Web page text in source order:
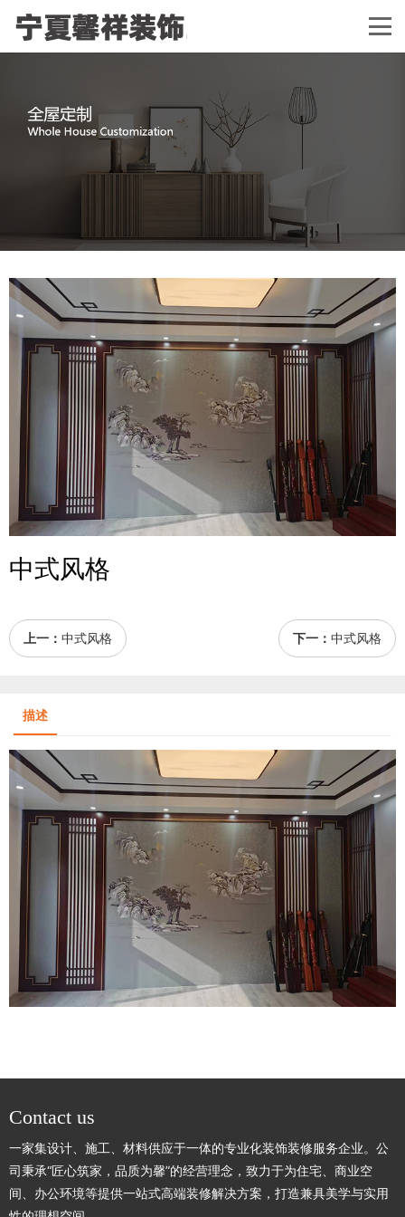
中式风格
上一： 中式风格 下一： 中式风格
描述
Contact us
一家集设计、施工、材料供应于一体的专业化装饰装修服务企业。公
司秉承“匠心筑家，品质为馨”的经营理念，致力于为住宅、商业空
间、办公环境等提供一站式高端装修解决方案，打造兼具美学与实用